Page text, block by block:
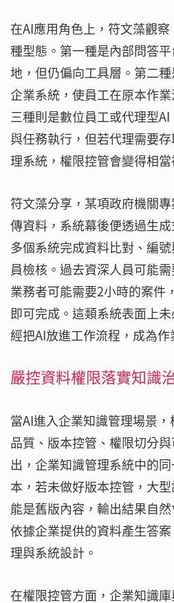
在AI應用角色上，符文藻觀
種型態。第一種是內部問答
地，但仍偏向工具層。第二
企業系統，使員工在原本作
三種則是數位員工或代理型
與任務執行，但若代理需要
理系統，權限控管會變得相當
符文藻分享，某項政府機關
傳資料，系統幕後便透過生
多個系統完成資料比對、編
員檢核。過去資深人員可能
業務者可能需要2小時的案件
即可完成。這類系統表面上
經把AI放進工作流程，成為
嚴控資料權限落實知識
當AI進入企業知識管理場景
品質、版本控管、權限切分
出，企業知識管理系統中的
本，若未做好版本控管，大
能是舊版內容，輸出結果自
依據企業提供的資料產生答
理與系統設計。
在權限控管方面，企業知識